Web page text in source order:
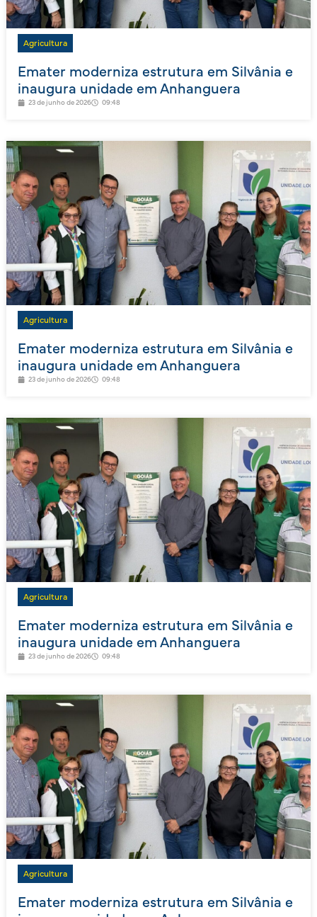
Agricultura
Emater moderniza estrutura em Silvânia e
inaugura unidade em Anhanguera
23 de junho de 2026 09:48
Agricultura
Emater moderniza estrutura em Silvânia e
inaugura unidade em Anhanguera
23 de junho de 2026 09:48
Agricultura
Emater moderniza estrutura em Silvânia e
inaugura unidade em Anhanguera
23 de junho de 2026 09:48
Agricultura
Emater moderniza estrutura em Silvânia e